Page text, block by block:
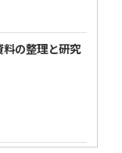
の整理と研究